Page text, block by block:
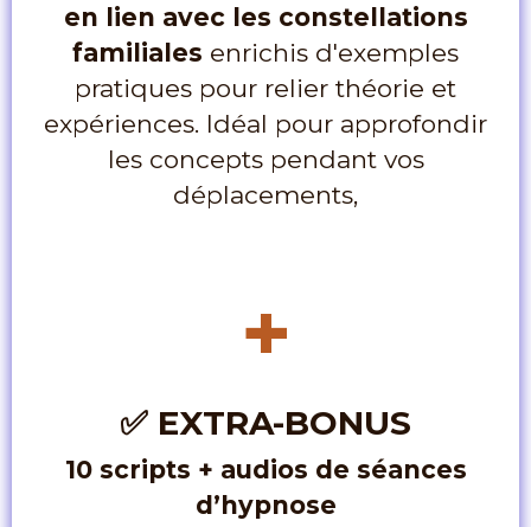
en lien avec les constellations
familiales enrichis d'exemples
pratiques pour relier théorie et
expériences. Idéal pour approfondir
les concepts pendant vos
déplacements,
+
✅ EXTRA-BONUS
10 scripts + audios de séances
d’hypnose